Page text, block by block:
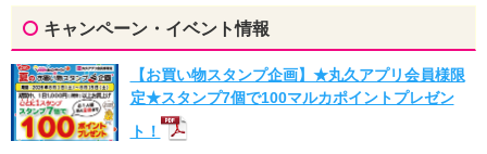
キャンペーン・イベント情報
【お買い物スタンプ企画】★丸久アプリ会員様限
定★スタンプ7個で100マルカポイントプレゼン
ト！